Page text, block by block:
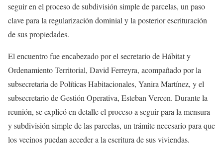
seguir en el proceso de subdivisión simple de parcelas, un paso
clave para la regularización dominial y la posterior escrituración
de sus propiedades.
El encuentro fue encabezado por el secretario de Hábitat y
Ordenamiento Territorial, David Ferreyra, acompañado por la
subsecretaria de Políticas Habitacionales, Yanira Martínez, y el
subsecretario de Gestión Operativa, Esteban Vercen. Durante la
reunión, se explicó en detalle el proceso a seguir para la mensura
y subdivisión simple de las parcelas, un trámite necesario para que
los vecinos puedan acceder a la escritura de sus viviendas.